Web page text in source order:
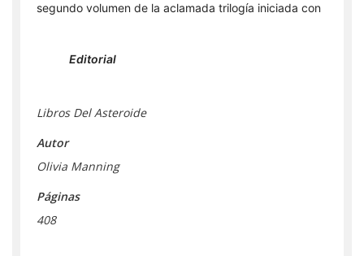
segundo volumen de la aclamada trilogía iniciada con
Editorial
Libros Del Asteroide
Autor
Olivia Manning
Páginas
408